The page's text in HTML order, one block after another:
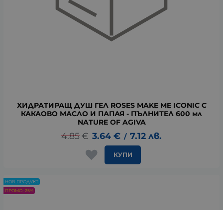
ХИДРАТИРАЩ ДУШ ГЕЛ ROSES MAKE ME ICONIC С
КАКАОВО МАСЛО И ПАПАЯ - ПЪЛНИТЕЛ 600 мл
NATURE OF AGIVA
4.85€ 3.64 € / 7.12 лв.
КУПИ
НОВ ПРОДУКТ
ПРОМО -25%